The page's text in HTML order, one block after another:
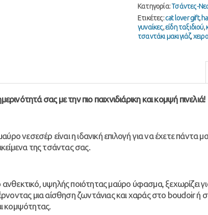
Κατηγορία:Τσάντες-
Ετικέτες:cat lover gift,
γυναίκες,είδη ταξιδιού,
τσαντάκι μακιγιάζ,
σας με την πιο παιχνιδιάρικη και κομψή πινελιά!
νεσεσέρ είναι η ιδανική επιλογή για να έχετε
της τσάντας σας.
υψηλής ποιότητας μαύρο ύφασμα, ξεχωρίζει
μια αίσθηση ζωντάνιας και χαράς στο boudoir
κομψότητας.